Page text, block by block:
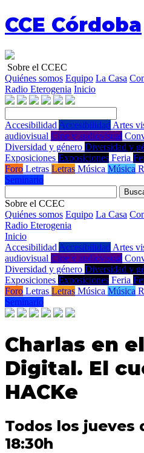
CCE Córdoba
Sobre el CCEC
Quiénes somos Equipo La Casa
Radio Eterogenia Inicio
Accesibilidad Accesibilidad Artes
audiovisual Cine y audiovisual
Diversidad y género Diversidad y
Exposiciones Exposiciones Feria
Foro Letras Letras Música Música
Seminario
Sobre el CCEC
Quiénes somos Equipo La Casa
Radio Eterogenia
Inicio
Accesibilidad Accesibilidad Artes
audiovisual Cine y audiovisual
Diversidad y género Diversidad y
Exposiciones Exposiciones Feria
Foro Letras Letras Música Música
Seminario
Charlas en
Digital. El
HACKe
Todos los jueves
18:30h